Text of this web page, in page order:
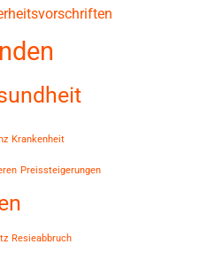
Krankenheit
Preissteigerungen
Resieabbruch